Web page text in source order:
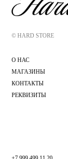
© HARD STORE
О НАС
МАГАЗИНЫ
КОНТАКТЫ
РЕКВИЗИТЫ